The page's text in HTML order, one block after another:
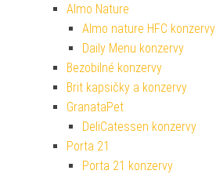
Almo Nature
Almo nature HFC konzervy
Daily Menu konzervy
Bezobilné konzervy
Brit kapsičky a konzervy
GranataPet
DeliCatessen konzervy
Porta 21
Porta 21 konzervy